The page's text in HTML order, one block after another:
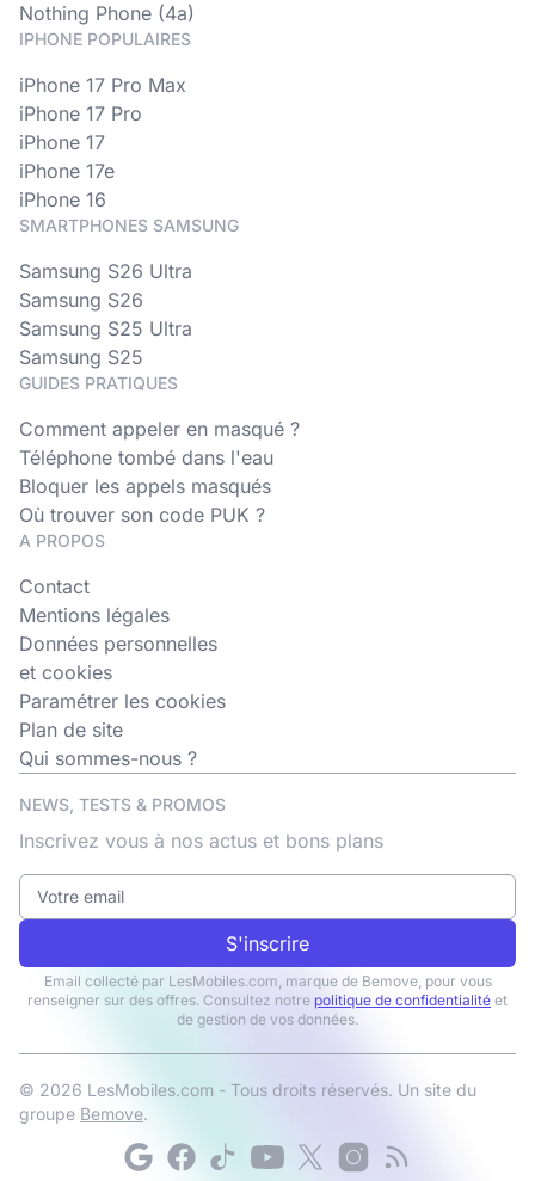
Nothing Phone (4a)
IPHONE POPULAIRES
iPhone 17 Pro Max
iPhone 17 Pro
iPhone 17
iPhone 17e
iPhone 16
SMARTPHONES SAMSUNG
Samsung S26 Ultra
Samsung S26
Samsung S25 Ultra
Samsung S25
GUIDES PRATIQUES
Comment appeler en masqué ?
Téléphone tombé dans l'eau
Bloquer les appels masqués
Où trouver son code PUK ?
A PROPOS
Contact
Mentions légales
Données personnelles
et cookies
Paramétrer les cookies
Plan de site
Qui sommes-nous ?
NEWS, TESTS & PROMOS
Inscrivez vous à nos actus et bons plans
S'inscrire
Email collecté par LesMobiles.com, marque de Bemove, pour vous
renseigner sur des offres. Consultez notre politique de confidentialité et
de gestion de vos données.
© 2026 LesMobiles.com - Tous droits réservés. Un site du
groupe Bemove.